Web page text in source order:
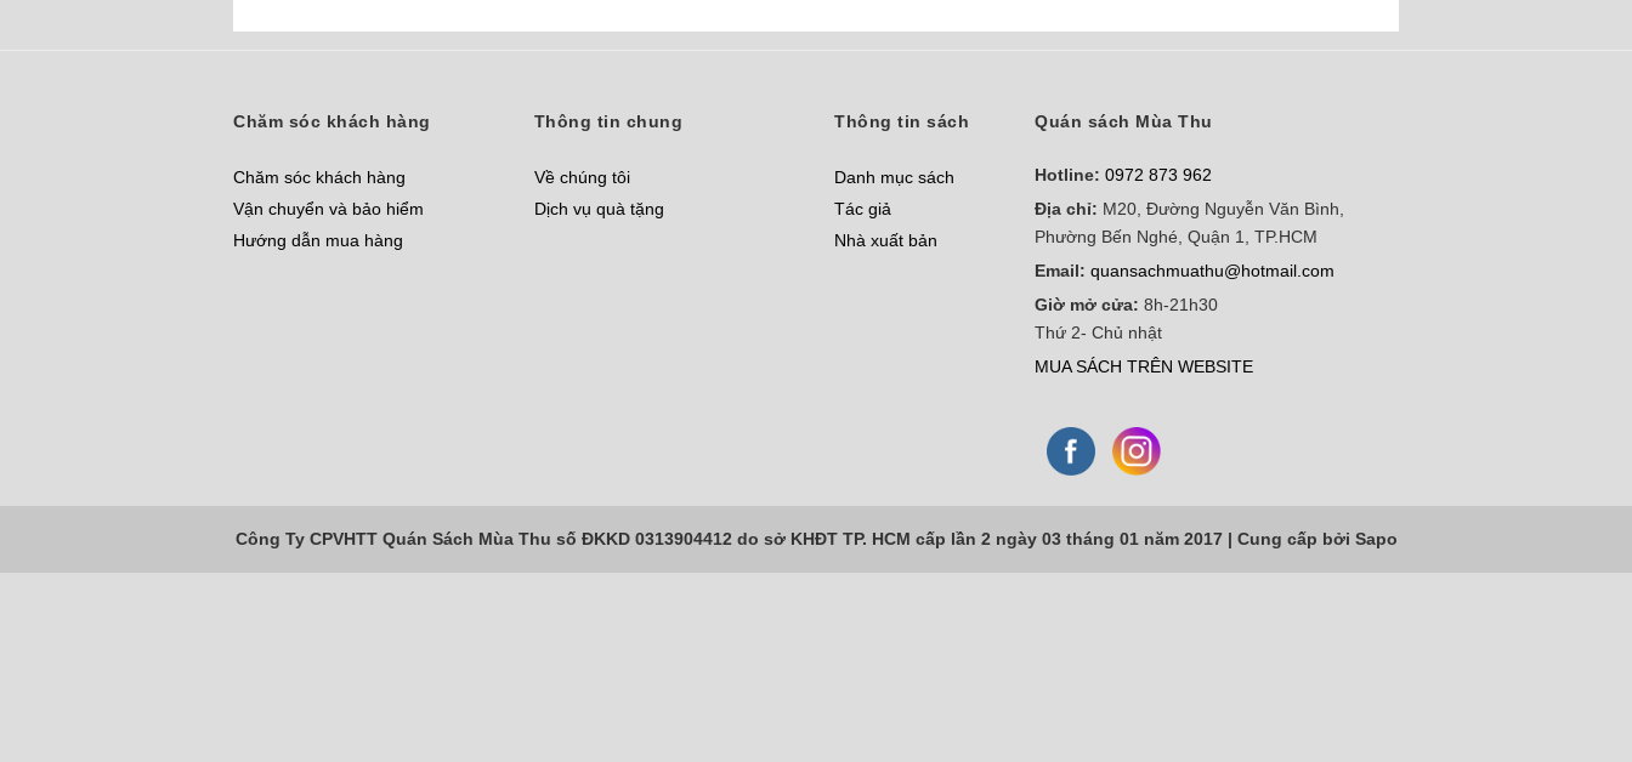
Chăm sóc khách hàng
Chăm sóc khách hàng
Vận chuyển và bảo hiểm
Hướng dẫn mua hàng
Thông tin chung
Về chúng tôi
Dịch vụ quà tặng
Thông tin sách
Danh mục sách
Tác giả
Nhà xuất bản
Quán sách Mùa Thu
Hotline: 0972 873 962
Địa chỉ: M20, Đường Nguyễn Văn Bình,
Phường Bến Nghé, Quận 1, TP.HCM
Email: quansachmuathu@hotmail.com
Giờ mở cửa: 8h-21h30
Thứ 2- Chủ nhật
MUA SÁCH TRÊN WEBSITE
Công Ty CPVHTT Quán Sách Mùa Thu số ĐKKD 0313904412 do sở KHĐT TP. HCM cấp lần 2 ngày 03 tháng 01 năm 2017 | Cung cấp bởi Sapo